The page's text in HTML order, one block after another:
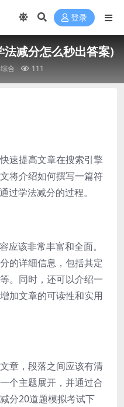
登录
减分怎么秒出答案)
综合 111
速提高文章在搜索引擎
将介绍如何撰写一篇符
过学法减分的过程。
应该非常丰富和全面。
的详细信息，包括其定
。同时，还可以介绍一
加文章的可读性和实用
章，段落之间应该有清
个主题展开，并通过合
分20道题模拟考试下